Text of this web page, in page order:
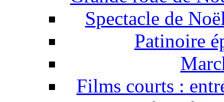
Spectacle de
Patinoire
Films courts :